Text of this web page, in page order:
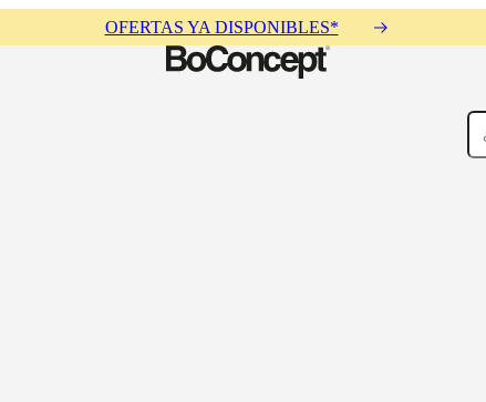
OFERTAS YA DISPONIBLES*